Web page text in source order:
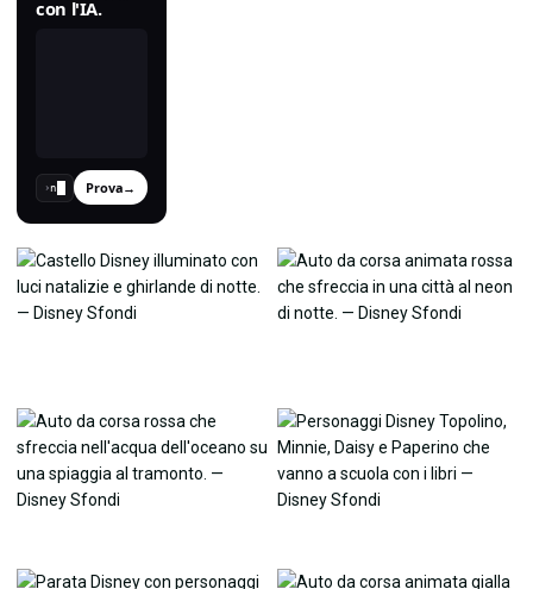
con l'IA.
›